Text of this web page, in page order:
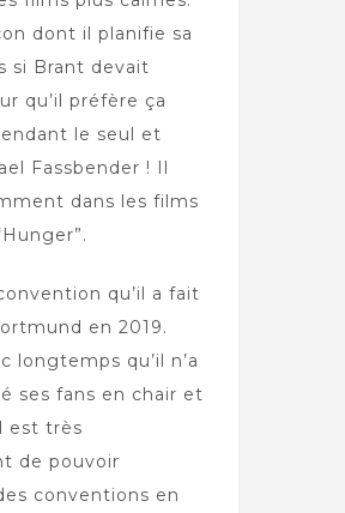
dont il planifie sa
si Brant devait
qu’il préfère ça
le seul et
Fassbender ! Il
dans les films
qu’il a fait
en 2019.
longtemps qu’il n’a
ses fans en chair et
est très
de pouvoir
conventions en